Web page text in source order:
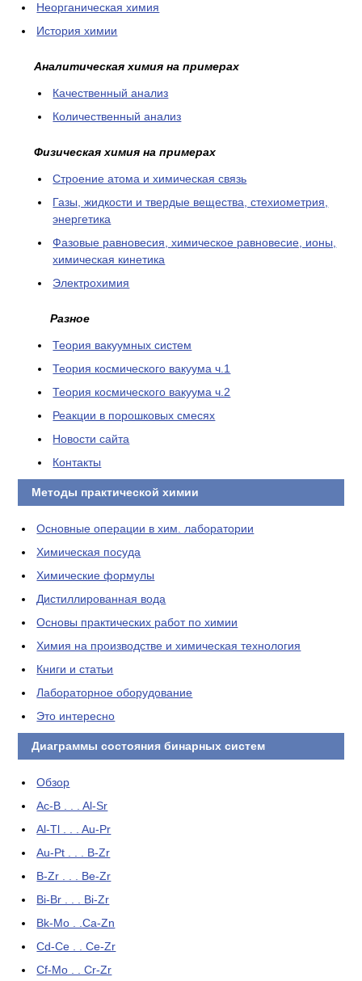
Неорганическая химия
История химии
Аналитическая химия на примерах
Качественный анализ
Количественный анализ
Физическая химия на примерах
Cтроение атома и химическая связь
Газы, жидкости и твердые вещества, стехиометрия,
энергетика
Фазовые равновесия, химическое равновесие, ионы,
химическая кинетика
Электрохимия
Разное
Теория вакуумных систем
Теория космического вакуума ч.1
Теория космического вакуума ч.2
Реакции в порошковых смесях
Новости сайта
Контакты
Методы практической химии
Основные операции в хим. лаборатории
Химическая посуда
Химические формулы
Дистиллированная вода
Основы практических работ по химии
Химия на производстве и химическая технология
Книги и статьи
Лабораторное оборудование
Это интересно
Диаграммы состояния бинарных систем
Обзор
Ac-B . . . Al-Sr
Al-Tl . . . Au-Pr
Au-Pt . . . B-Zr
B-Zr . . . Be-Zr
Bi-Br . . . Bi-Zr
Bk-Mo . .Ca-Zn
Cd-Ce . . Ce-Zr
Cf-Mo . . Cr-Zr